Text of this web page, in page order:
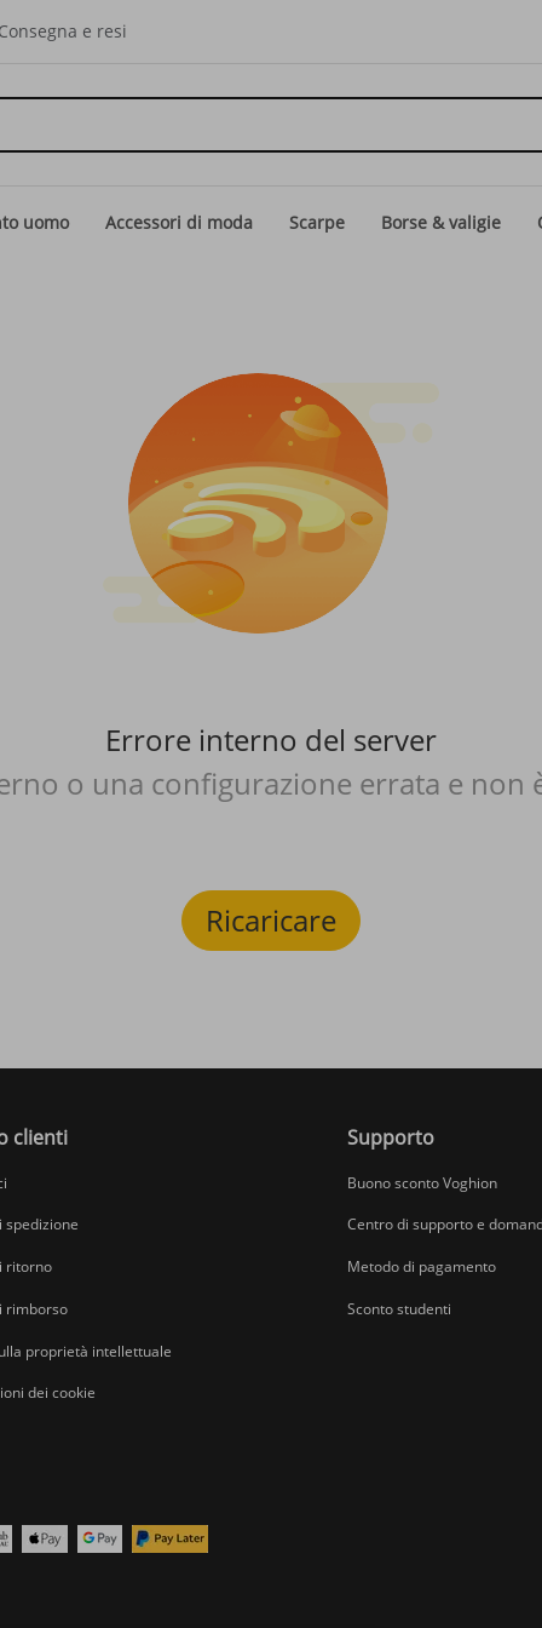
e resi
uomo Accessori di moda Scarpe Borse & valigie
Errore interno del server
o una configurazione errata e non
Ricaricare
clienti
spedizione
ritorno
rimborso
proprietà intellettuale
dei cookie
Supporto
Buono sconto Voghion
Centro di supporto e
Metodo di pagamento
Sconto studenti